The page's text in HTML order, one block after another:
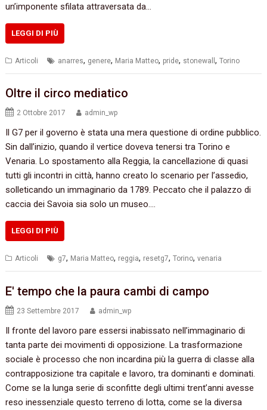
un’imponente sfilata attraversata da…
LEGGI DI PIÙ
Articoli anarres, genere, Maria Matteo, pride, stonewall,Torino
Oltre il circo mediatico
2 Ottobre 2017 admin_wp
Il G7 per il governo è stata una mera questione di ordine pubblico.
Sin dall’inizio, quando il vertice doveva tenersi tra Torino e
Venaria. Lo spostamento alla Reggia, la cancellazione di quasi
tutti gli incontri in città, hanno creato lo scenario per l’assedio,
solleticando un immaginario da 1789. Peccato che il palazzo di
caccia dei Savoia sia solo un museo.…
LEGGI DI PIÙ
Articoli g7, Maria Matteo, reggia, resetg7,Torino,venaria
E' tempo che la paura cambi di campo
23 Settembre 2017 admin_wp
Il fronte del lavoro pare essersi inabissato nell’immaginario di
tanta parte dei movimenti di opposizione. La trasformazione
sociale è processo che non incardina più la guerra di classe alla
contrapposizione tra capitale e lavoro, tra dominanti e dominati.
Come se la lunga serie di sconfitte degli ultimi trent’anni avesse
reso inessenziale questo terreno di lotta, come se la diversa